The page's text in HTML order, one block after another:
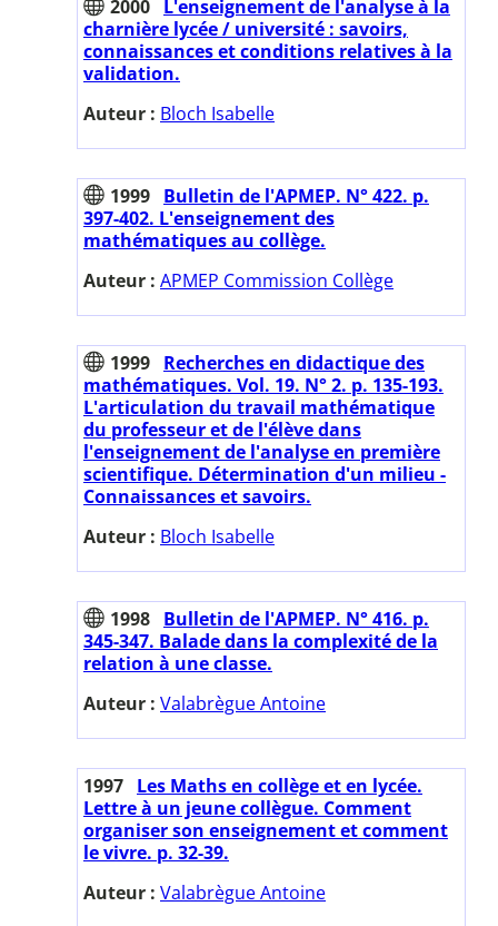
2000
L'enseignement de l'analyse à la
charnière lycée / université : savoirs,
connaissances et conditions relatives à la
validation.
Auteur : Bloch Isabelle
1999 Bulletin de l'APMEP. N° 422. p.
397-402. L'enseignement des
mathématiques au collège.
Auteur : APMEP Commission Collège
1999 Recherches en didactique des
mathématiques. Vol. 19. N° 2. p. 135-193.
L'articulation du travail mathématique
du professeur et de l'élève dans
l'enseignement de l'analyse en première
scientifique. Détermination d'un milieu -
Connaissances et savoirs.
Auteur : Bloch Isabelle
1998 Bulletin de l'APMEP. N° 416. p.
345-347. Balade dans la complexité de la
relation à une classe.
Auteur : Valabrègue Antoine
1997 Les Maths en collège et en lycée.
Lettre à un jeune collègue. Comment
organiser son enseignement et comment
le vivre. p. 32-39.
Auteur : Valabrègue Antoine